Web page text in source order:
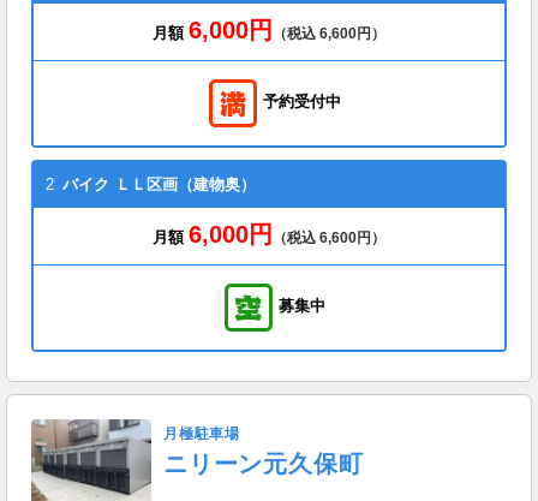
月額 6,000円 （税込 6,600円）
予約受付中
2 バイク ＬＬ区画（建物奥）
月額 6,000円 （税込 6,600円）
募集中
月極駐車場
ニリーン元久保町